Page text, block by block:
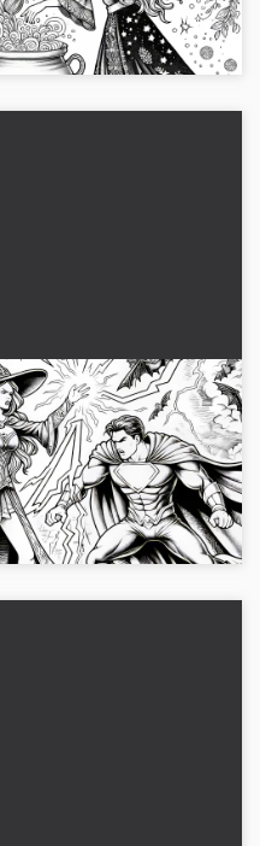
farver, og download
lyn med sine
side til
(gratis)
denne spændende
med den fortryllende
den gratis nu!...